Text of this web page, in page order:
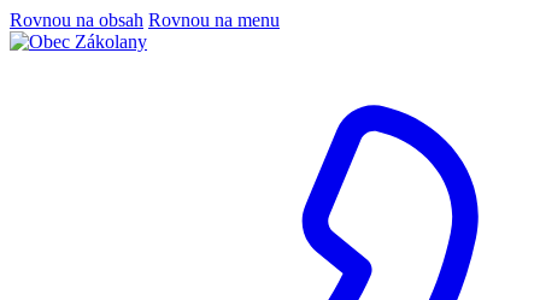
Rovnou na obsah Rovnou na menu